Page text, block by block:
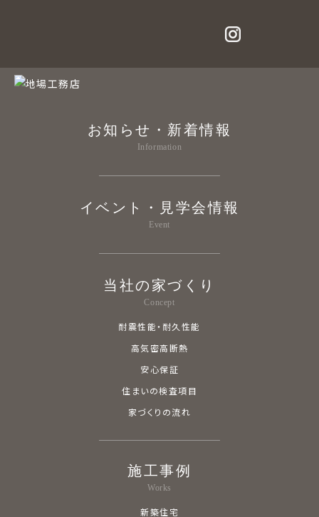
お知らせ・新着情報
Information
イベント・見学会情報
Event
当社の家づくり
Concept
耐震性能・耐久性能
高気密高断熱
安心保証
住まいの検査項目
家づくりの流れ
施工事例
Works
新築住宅